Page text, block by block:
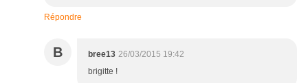
Répondre
B bree13 26/03/2015 19:42
brigitte !